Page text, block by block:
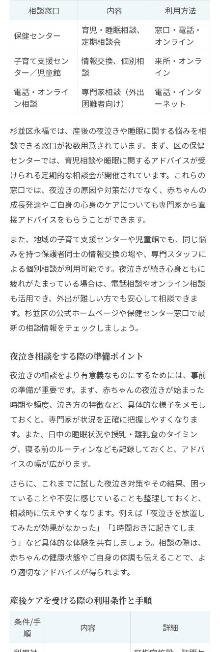
相談窓口 内容 利用方法
保健センター
育児・睡眠相談、
定期相談会
窓口・電話・
オンライン
子育て支援セン
ター／児童館
情報交換、個別相
談
来所・オンラ
イン
電話・オンライ
ン相談
専門家相談（外出
困難者向け）
電話・インタ
ーネット
杉並区永福では、産後の夜泣きや睡眠に関する悩みを相
談できる窓口が複数用意されています。まず、区の保健
センターでは、育児相談や睡眠に関するアドバイスが受
けられる定期的な相談会が開催されています。これらの
窓口では、夜泣きの原因や対策だけでなく、赤ちゃんの
成長発達やご自身の心身のケアについても専門家から直
接アドバイスをもらうことができます。
また、地域の子育て支援センターや児童館でも、同じ悩
みを持つ保護者同士の情報交換の場や、専門スタッフに
よる個別相談が利用可能です。夜泣きが続き心身ともに
疲れがたまっている場合は、電話相談やオンライン相談
も活用でき、外出が難しい方でも安心して相談できま
す。杉並区の公式ホームページや保健センター窓口で最
新の相談情報をチェックしましょう。
夜泣き相談をする際の準備ポイント
夜泣きの相談をより有意義なものにするためには、事前
の準備が重要です。まず、赤ちゃんの夜泣きが始まった
時期や頻度、泣き方の特徴など、具体的な様子をメモし
ておくと、専門家が状況を正確に把握しやすくなりま
す。また、日中の睡眠状況や授乳・離乳食のタイミン
グ、寝る前のルーティンなども記録しておくと、アドバ
イスの幅が広がります。
さらに、これまでに試した夜泣き対策やその結果、困っ
ていることや不安に感じていることも整理しておくと、
相談時に伝えやすくなります。例えば「夜泣きを放置し
てみたが効果がなかった」「1時間おきに起きてしま
う」など具体的な体験を共有しましょう。相談の際は、
赤ちゃんの健康状態やご自身の体調も伝えることで、よ
り適切なアドバイスが得られます。
産後ケアを受ける際の利用条件と手順
条件/手
順
内容 詳細